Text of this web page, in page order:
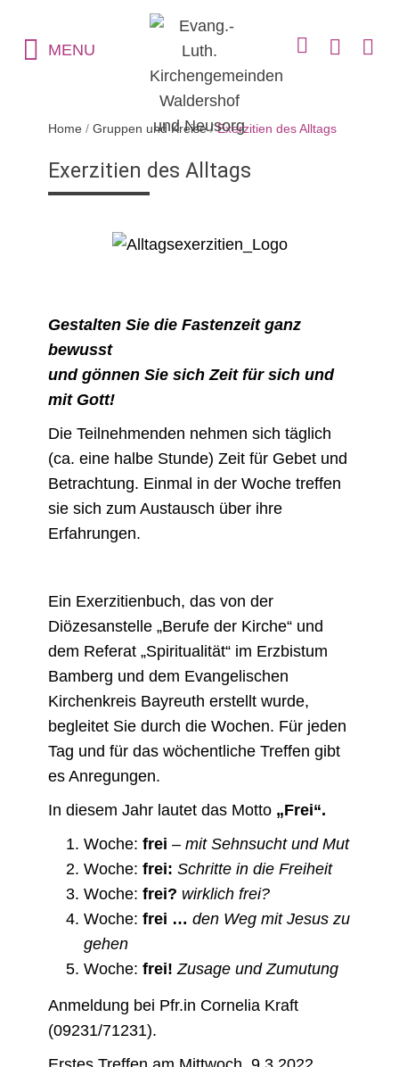
MENU
Home / Gruppen und Kreise/Exerzitien des Alltags
Exerzitien des Alltags
Gestalten Sie die Fastenzeit ganz
bewusst
und gönnen Sie sich Zeit für sich und
mit Gott!
Die Teilnehmenden nehmen sich täglich
(ca. eine halbe Stunde) Zeit für Gebet und
Betrachtung. Einmal in der Woche treffen
sie sich zum Austausch über ihre
Erfahrungen.
Ein Exerzitienbuch, das von der
Diözesanstelle „Berufe der Kirche“ und
dem Referat „Spiritualität“ im Erzbistum
Bamberg und dem Evangelischen
Kirchenkreis Bayreuth erstellt wurde,
begleitet Sie durch die Wochen. Für jeden
Tag und für das wöchentliche Treffen gibt
es Anregungen.
In diesem Jahr lautet das Motto „Frei“.
Woche:frei– mit Sehnsucht und Mut
Woche:frei: Schritte in die Freiheit
Woche:frei? wirklich frei?
Woche:frei … den Weg mit Jesus zu
gehen
Woche:frei! Zusage und Zumutung
Anmeldung bei Pfr.in Cornelia Kraft
(09231/71231).